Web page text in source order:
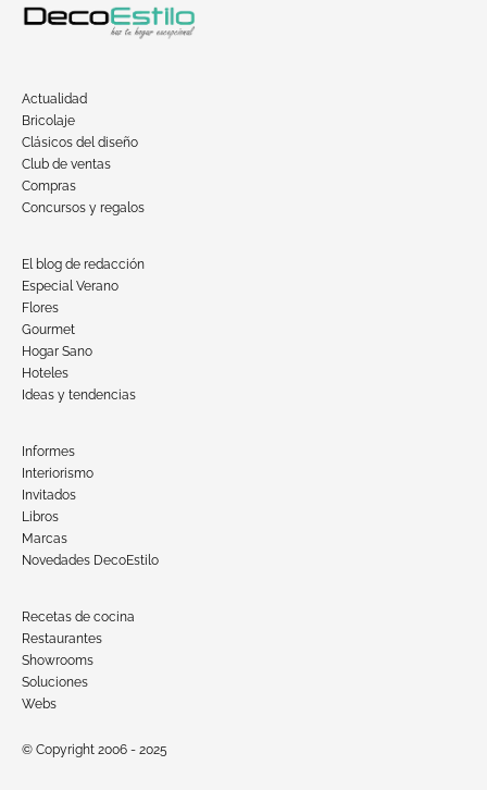
Actualidad
Bricolaje
Clásicos del diseño
Club de ventas
Compras
Concursos y regalos
El blog de redacción
Especial Verano
Flores
Gourmet
Hogar Sano
Hoteles
Ideas y tendencias
Informes
Interiorismo
Invitados
Libros
Marcas
Novedades DecoEstilo
Recetas de cocina
Restaurantes
Showrooms
Soluciones
Webs
© Copyright 2006 - 2025